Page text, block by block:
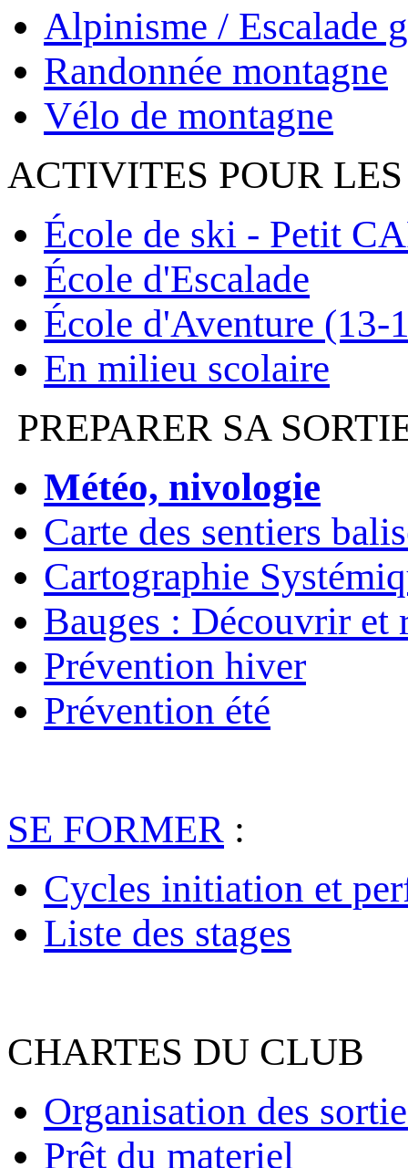
Alpinisme / Escalade
Randonnée montagne
Vélo de montagne
ACTIVITES POUR
École de ski - Petit
École d'Escalade
École d'Aventure (13-
En milieu scolaire
PREPARER SA
Météo, nivologie
Carte des sentiers
Cartographie
Bauges : Découvrir et
Prévention hiver
Prévention été
SE FORMER :
Cycles initiation et
Liste des stages
CHARTES DU CLUB
Organisation des
Prêt du materiel